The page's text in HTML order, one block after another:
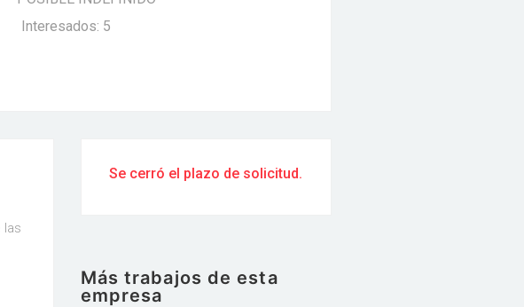
Interesados: 5
las
Se cerró el plazo de solicitud.
Más trabajos de esta
empresa